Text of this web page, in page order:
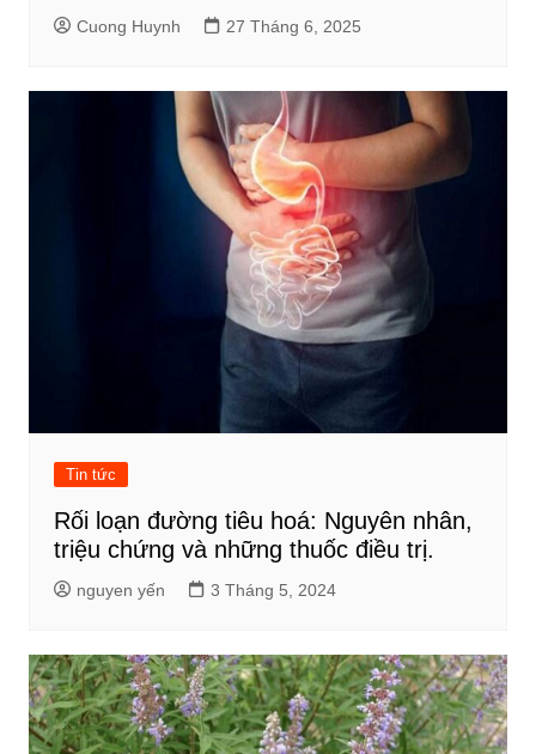
Cuong Huynh 27 Tháng 6, 2025
Tin tức
Rối loạn đường tiêu hoá: Nguyên nhân,
triệu chứng và những thuốc điều trị.
nguyen yến 3 Tháng 5, 2024